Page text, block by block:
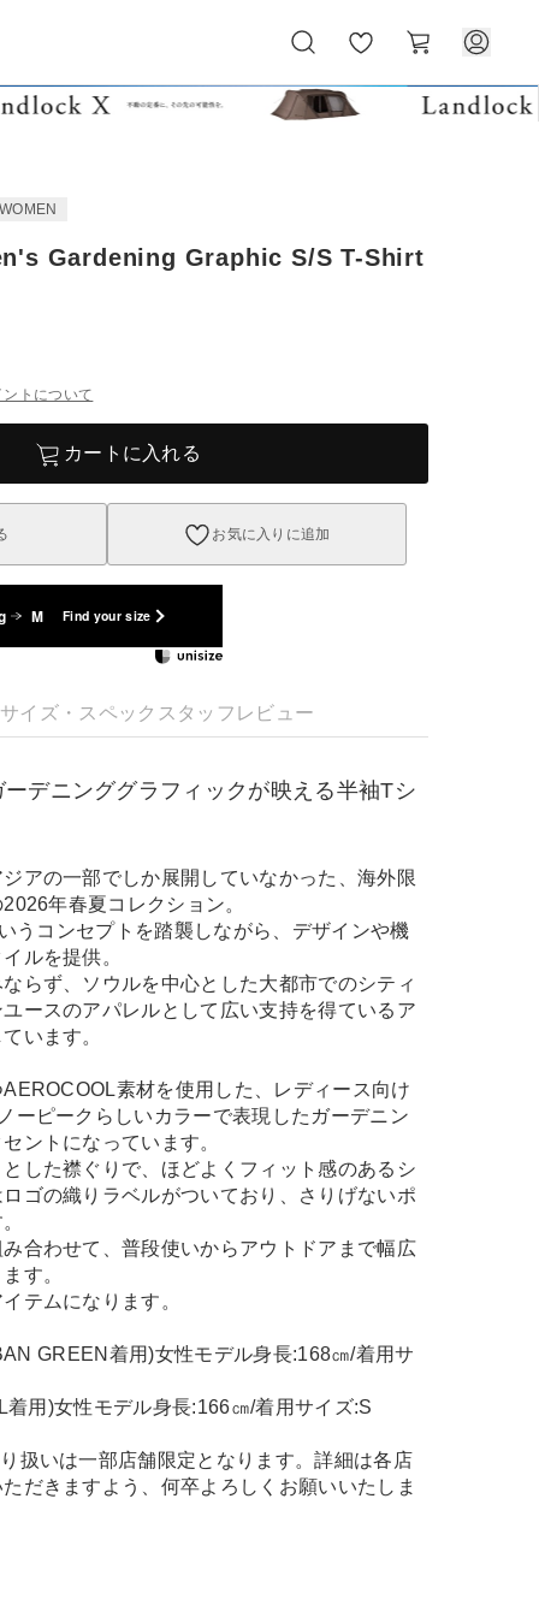
気
に
ー
ト
WOMEN
Gardening Graphic S/S T-Shirt
トについて
カートに入れる
お気に入りに追加
M Find your size
サイズ・スペック スタッフレビュー
デニンググラフィックが映える半袖Tシ
アの一部でしか展開していなかった、海外限
年春夏コレクション。
うコンセプトを踏襲しながら、デザインや機
ルを提供。
らず、ソウルを中心とした大都市でのシティ
ースのアパレルとして広い支持を得ているア
います。
素材を使用した、レディース向け
ーピークらしいカラーで表現したガーデニン
ントになっています。
した襟ぐりで、ほどよくフィット感のあるシ
ゴの織りラベルがついており、さりげないポ
合わせて、普段使いからアウトドアまで幅広
す。
テムになります。
GREEN着用)女性モデル身長:168㎝/着用サ
用)女性モデル身長:166㎝/着用サイズ:S
扱いは一部店舗限定となります。詳細は各店
だきますよう、何卒よろしくお願いいたしま